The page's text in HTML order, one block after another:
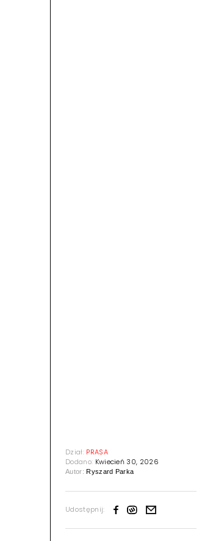
Dział: PRASA
Dodano: Kwiecień 30, 2026
Autor:Ryszard Parka
Udostępnij: